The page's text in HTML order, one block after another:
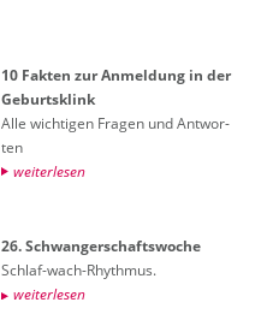
10 Fak­ten zur An­mel­dung in der
Ge­burts­klink
Alle wich­ti­gen Fra­gen und Ant­wor­
ten
wei­ter­le­sen
26. Schwan­ger­schafts­wo­che
Schlaf-wach-Rhyth­mus.
wei­ter­le­sen